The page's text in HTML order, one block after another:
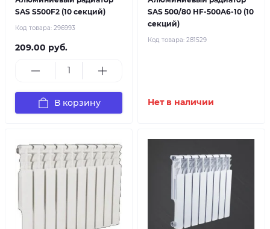
SAS S500F2 (10 секций)
Код товара: 296993
209.00 руб.
В корзину
SAS 500/80 HF-500A6-10 (10
секций)
Код товара: 281529
Нет в наличии